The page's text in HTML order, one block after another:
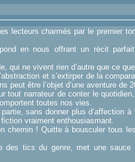
lecteurs charmés par le premier
en nous offrant un récit
qui ne vivent rien d’autre que ce
et s’extirper de la
peut être l’objet d’une aventure de
tout narrateur de conter le
toutes nos vies.
sans donner plus d’affection
vraiment enthousiasmant.
chemin ! Quitte à bousculer tous
des tics du genre, met une